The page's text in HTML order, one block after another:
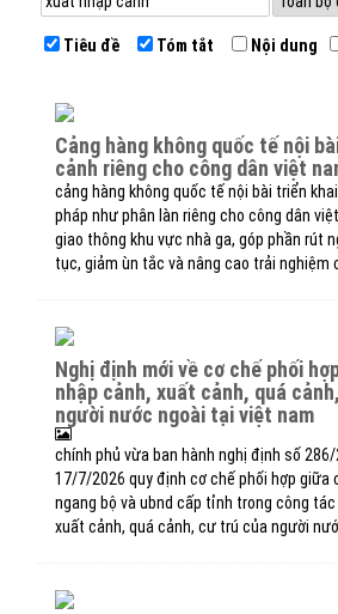
Tiêu đề Tóm tắt Nội dung
cảng hàng không quốc tế nội bài có làn nhập
cảnh riêng cho công dân việt
cảng hàng không quốc tế nội bài triển
pháp như phân làn riêng cho công dân
giao thông khu vực nhà ga, góp phần rút
tục, giảm ùn tắc và nâng cao trải nghiệm
nghị định mới về cơ chế phối hợp trong quản lý
nhập cảnh, xuất cảnh, quá
người nước ngoài tại việt nam
chính phủ vừa ban hành nghị định số
17/7/2026 quy định cơ chế phối hợp giữa
ngang bộ và ubnd cấp tỉnh trong công tác
xuất cảnh, quá cảnh, cư trú của người